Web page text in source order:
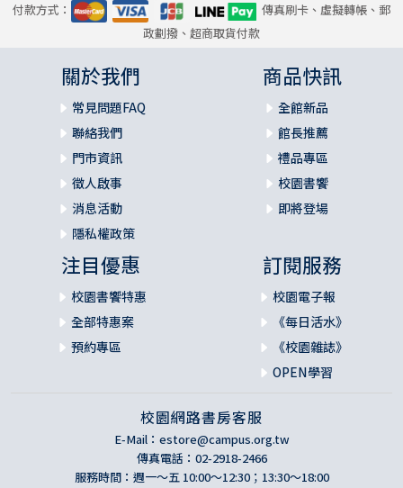
付款方式：
傳真刷卡、虛擬轉帳、郵
政劃撥、超商取貨付款
關於我們
常見問題FAQ
聯絡我們
門市資訊
徵人啟事
消息活動
隱私權政策
商品快訊
全館新品
館長推薦
禮品專區
校園書饗
即將登場
注目優惠
校園書饗特惠
全部特惠案
預約專區
訂閱服務
校園電子報
《每日活水》
《校園雜誌》
OPEN學習
校園網路書房客服
E-Mail： estore@campus.org.tw
傳真電話：02-2918-2466
服務時間：週一～五 10:00～12:30；13:30～18:00